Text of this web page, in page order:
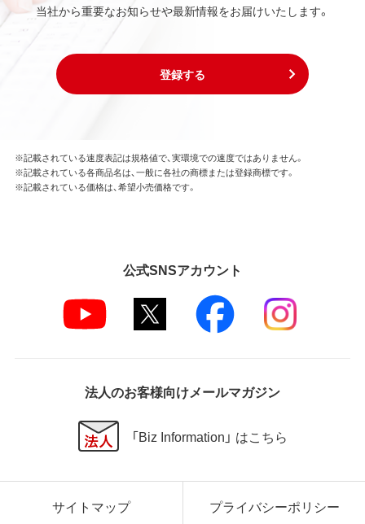
当社から重要なお知らせや最新情報をお届けいたします。
登録する
※記載されている速度表記は規格値で、実環境での速度ではありません。
※記載されている各商品名は、一般に各社の商標または登録商標です。
※記載されている価格は、希望小売価格です。
公式SNSアカウント
法人のお客様向けメールマガジン
「Biz Information」 はこちら
サイトマップ プライバシーポリシー